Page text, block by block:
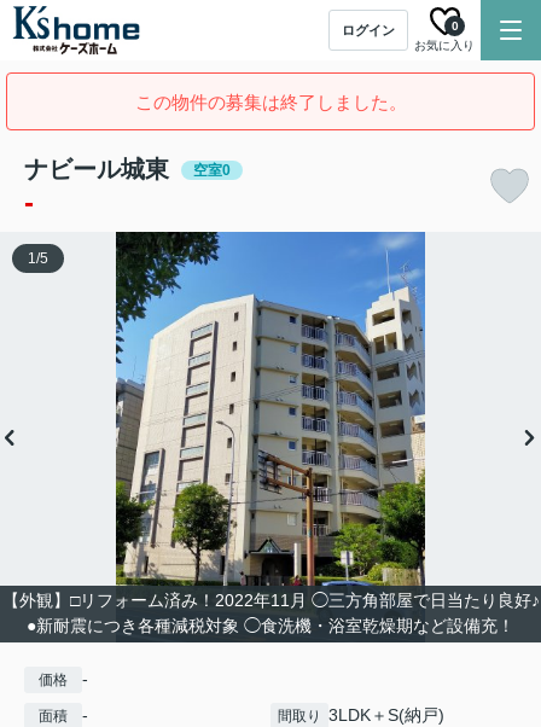
ログイン
お気に入り
0
この物件の募集は終了しました。
ナビール城東 空室0
-
【外観】□リフォーム済み！2022年11月 ◯三方角部屋で日当たり良好♪
●新耐震につき各種減税対象 ◯食洗機・浴室乾燥期など設備充！
1/5
価格 -
面積 - 間取り 3LDK＋S(納戸)